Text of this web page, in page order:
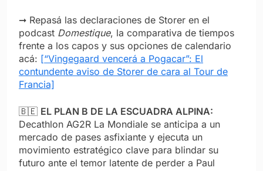
➞ Repasá las declaraciones de Storer en el
podcast Domestique, la comparativa de tiempos
frente a los capos y sus opciones de calendario
acá: [“Vingegaard vencerá a Pogacar”: El
contundente aviso de Storer de cara al Tour de
Francia]
🇧🇪 EL PLAN B DE LA ESCUADRA ALPINA:
Decathlon AG2R La Mondiale se anticipa a un
mercado de pases asfixiante y ejecuta un
movimiento estratégico clave para blindar su
futuro ante el temor latente de perder a Paul